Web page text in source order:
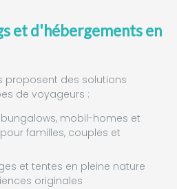
et d'hébergements en
proposent des solutions
de voyageurs :
mobil-homes et
familles, couples et
et tentes en pleine nature
originales